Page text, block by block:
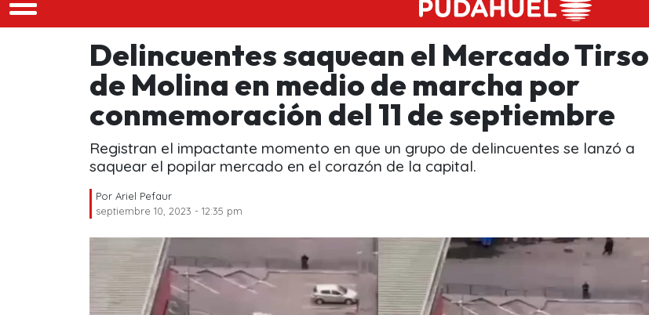
Delincuentes saquean el Mercado Tirso
de Molina en medio de marcha por
conmemoración del 11 de septiembre
Registran el impactante momento en que un grupo de delincuentes se lanzó a
saquear el popilar mercado en el corazón de la capital.
Por Ariel Pefaur
septiembre 10, 2023 - 12:35 pm